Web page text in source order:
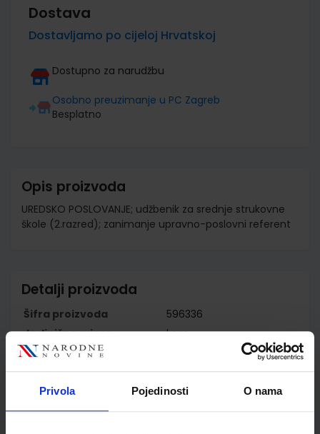
Privola Pojedinosti O nama
Dostava
Dostavljamo po cijeloj Hrvatskoj
Dostupno za narudžbu
Osobno preuzimanje u PC Zagreb
Besplatno
Opis proizvoda
UREDSKO POSLOVANJE; udžbenik za srednje strukovne
škole (2.razred); zanimanje upravno-poslovni referent
Detalji proizvoda
Šifra proizvoda
596336
Jedinična mjera
kom
Nakladnik
ŠKOLSKA KNJIGA d.d.
Autor
Andrea Wawrzynek Ivana
Meštrić Iva Vukotić